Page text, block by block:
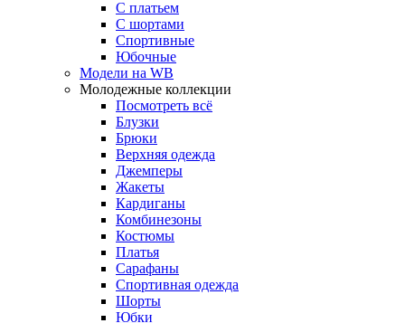
С платьем
С шортами
Спортивные
Юбочные
Модели на WB
Молодежные коллекции
Посмотреть всё
Блузки
Брюки
Верхняя одежда
Джемперы
Жакеты
Кардиганы
Комбинезоны
Костюмы
Платья
Сарафаны
Спортивная одежда
Шорты
Юбки